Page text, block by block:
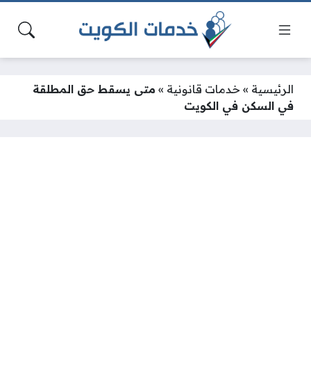
الرئيسية » خدمات قانونية » متى يسقط حق المطلقة
في السكن في الكويت